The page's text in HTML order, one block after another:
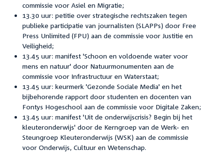
commissie voor Asiel en Migratie;
13.30 uur: petitie over strategische rechtszaken tegen
publieke participatie van journalisten (SLAPPs) door Free
Press Unlimited (FPU) aan de commissie voor Justitie en
Veiligheid;
13.45 uur: manifest 'Schoon en voldoende water voor
mens en natuur' door Natuurmonumenten aan de
commissie voor Infrastructuur en Waterstaat;
13.45 uur: keurmerk 'Gezonde Sociale Media' en het
bijbehorende rapport door studenten en docenten van
Fontys Hogeschool aan de commissie voor Digitale Zaken;
13.45 uur: manifest 'Uit de onderwijscrisis? Begin bij het
kleuteronderwijs' door de Kerngroep van de Werk- en
Steungroep Kleuteronderwijs (WSK) aan de commissie
voor Onderwijs, Cultuur en Wetenschap.